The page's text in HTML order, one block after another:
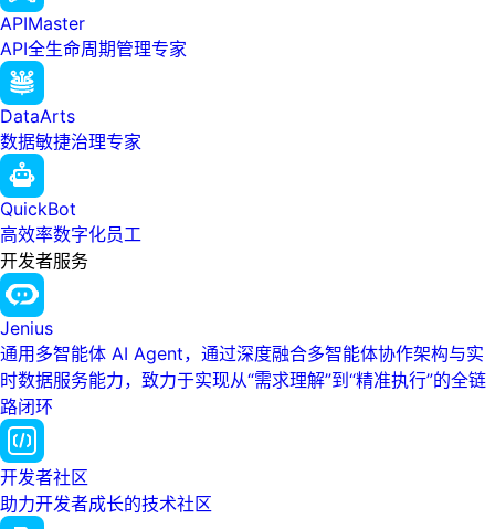
APIMaster
API全生命周期管理专家
DataArts
数据敏捷治理专家
QuickBot
高效率数字化员工
开发者服务
Jenius
通用多智能体 AI Agent，通过深度融合多智能体协作架构与实
时数据服务能力，致力于实现从“需求理解”到“精准执行”的全链
路闭环
开发者社区
助力开发者成长的技术社区